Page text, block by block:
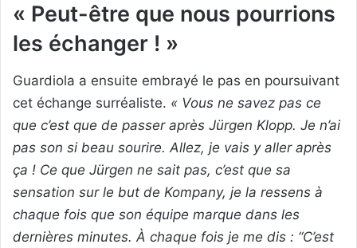
« Peut-être que nous pourrions
les échanger ! »
Guardiola a ensuite embrayé le pas en poursuivant
cet échange surréaliste. « Vous ne savez pas ce
que c’est que de passer après Jürgen Klopp. Je n’ai
pas son si beau sourire. Allez, je vais y aller après
ça ! Ce que Jürgen ne sait pas, c’est que sa
sensation sur le but de Kompany, je la ressens à
chaque fois que son équipe marque dans les
dernières minutes. À chaque fois je me dis : “C’est